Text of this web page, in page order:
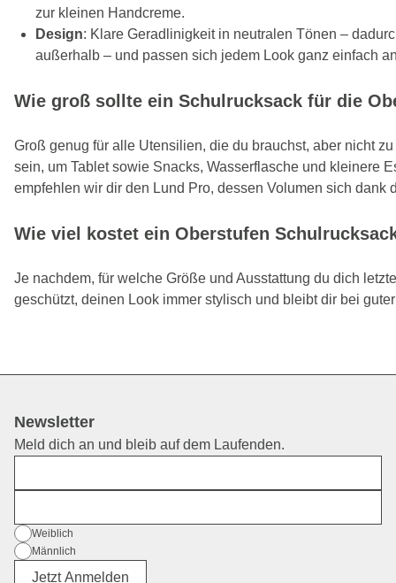
zur kleinen Handcreme.
Design: Klare Geradlinigkeit in neutralen Tönen –
außerhalb – und passen sich jedem Look ganz einfach
Wie groß sollte ein Schulrucksack für die
Groß genug für alle Utensilien, die du brauchst, aber nicht
sein, um Tablet sowie Snacks, Wasserflasche und kleinere
empfehlen wir dir den Lund Pro, dessen Volumen sich
Wie viel kostet ein Oberstufen
Je nachdem, für welche Größe und Ausstattung du dich
geschützt, deinen Look immer stylisch und bleibt dir bei
Newsletter
Meld dich an und bleib auf dem Laufenden.
Geschlecht
Weiblich
Männlich
Divers
Jetzt Anmelden